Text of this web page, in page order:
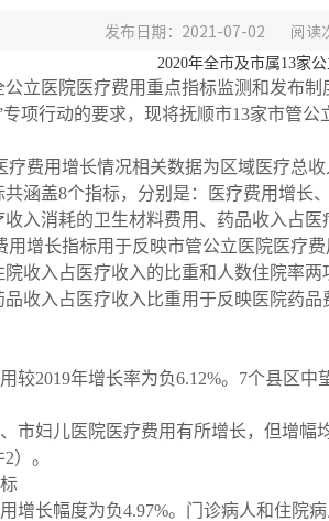
发布日期：2021-07-02 阅读
2020年全市及市属13家
公立医院医疗费用重点指标监测和发布
项行动的要求 ， 现将抚顺市13家市管公
疗费用增长情况相关数据为区域医疗总
涵盖8个指标，分别是：医疗费用增
入消耗的卫生材料费用、药品收入占
用增长指标用于反映市管公立医院医疗
收入占医疗收入的比重和人数住院率
收入占医疗收入比重用于反映医院药
较2019年增长率为负6.12%。7个县区中
市妇儿医院医疗费用有所增长，但增幅
2）。
增长幅度为负4.97%。门诊病人和住院